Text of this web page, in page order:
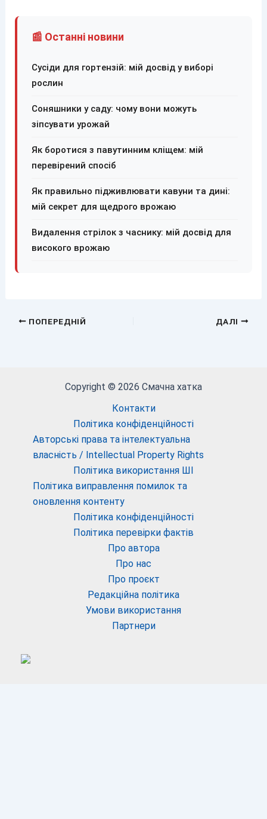
📰 Останні новини
Сусіди для гортензій: мій досвід у виборі
рослин
Соняшники у саду: чому вони можуть
зіпсувати урожай
Як боротися з павутинним кліщем: мій
перевірений спосіб
Як правильно підживлювати кавуни та дині:
мій секрет для щедрого врожаю
Видалення стрілок з часнику: мій досвід для
високого врожаю
ПОПЕРЕДНІЙ ДАЛІ
Copyright © 2026 Смачна хатка
Контакти
Політика конфіденційності
Авторські права та інтелектуальна
власність / Intellectual Property Rights
Політика використання ШІ
Політика виправлення помилок та
оновлення контенту
Політика конфіденційності
Політика перевірки фактів
Про автора
Про нас
Про проєкт
Редакційна політика
Умови використання
Партнери